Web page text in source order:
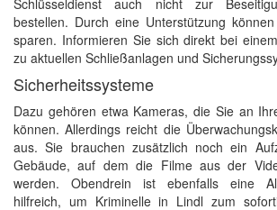
Schlüsseldienst auch nicht zur
bestellen. Durch eine Unterstützung
sparen. Informieren Sie sich direkt bei
zu aktuellen Schließanlagen und
Sicherheitssysteme
Dazu gehören etwa Kameras, die Sie an
können. Allerdings reicht die
aus. Sie brauchen zusätzlich noch ein
Gebäude, auf dem die Filme aus der
werden. Obendrein ist ebenfalls eine
hilfreich, um Kriminelle in Lindl zum